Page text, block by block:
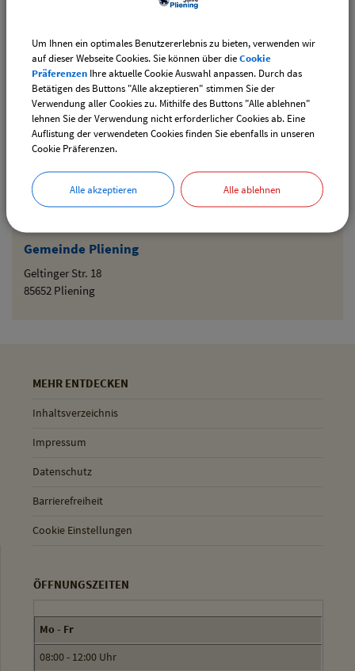
Gemeinde Pliening
Geltinger Str. 18
85652 Pliening
Den gewählten Termin als VCS-Kalenderdatei
downloaden
Den gewählten Termin als iCal-Kalenderdatei
downloaden
Drucken
MEHR ENTDECKEN
Inhaltsverzeichnis
Impressum
Datenschutz
Barrierefreiheit
Cookie Einstellungen
ÖFFNUNGSZEITEN
Mo - Fr
08:00 - 12:00 Uhr
Um Ihnen ein optimales Benutzererlebnis zu bieten, verwenden wir
auf dieser Webseite Cookies. Sie können über dieCookie
Präferenzen Ihre aktuelle Cookie Auswahl anpassen. Durch das
Betätigen des Buttons "Alle akzeptieren" stimmen Sie der
Verwendung aller Cookies zu. Mithilfe des Buttons "Alle ablehnen"
lehnen Sie der Verwendung nicht erforderlicher Cookies ab. Eine
Auflistung der verwendeten Cookies finden Sie ebenfalls in unseren
Cookie Präferenzen.
Alle akzeptieren Alle ablehnen